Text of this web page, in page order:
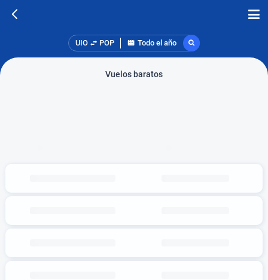
UIO POP Todo el año
Vuelos baratos